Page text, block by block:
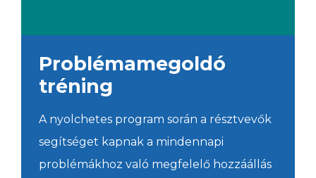
Problémamegoldó
tréning
A nyolchetes program során a résztvevők
segítséget kapnak a mindennapi
problémákhoz való megfelelő hozzáállás